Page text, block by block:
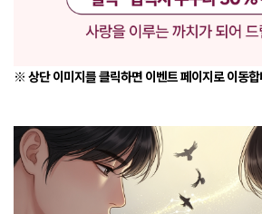
※ 상단 이미지를 클릭하면 이벤트 페이지로 이동